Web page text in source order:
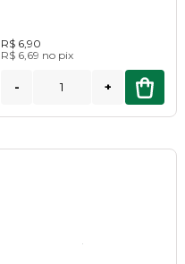
R$ 6,90
R$ 6,69 no pix
- +